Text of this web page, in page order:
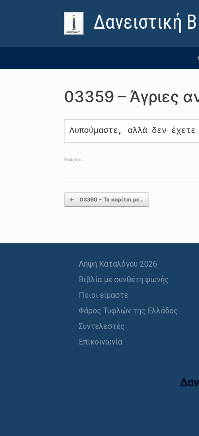
Δανειστική
03359 – Άγριες
Λυπούμαστε, αλλά δεν
Posted in .
Post navigation
← 03360 – Το κορίτσι με…
Λήψη Καταλόγου 2026
Βιβλία με συνθέτη φωνής
Ποιοι είμαστε
Φάρος Τυφλών της Ελλάδος
Συντελεστές
Επικοινωνία